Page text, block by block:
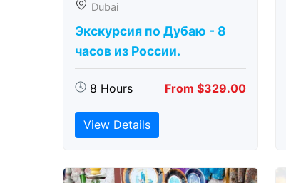
Dubai
Экскурсия по Дубаю - 8
часов из России.
8 Hours From $329.00
View Details